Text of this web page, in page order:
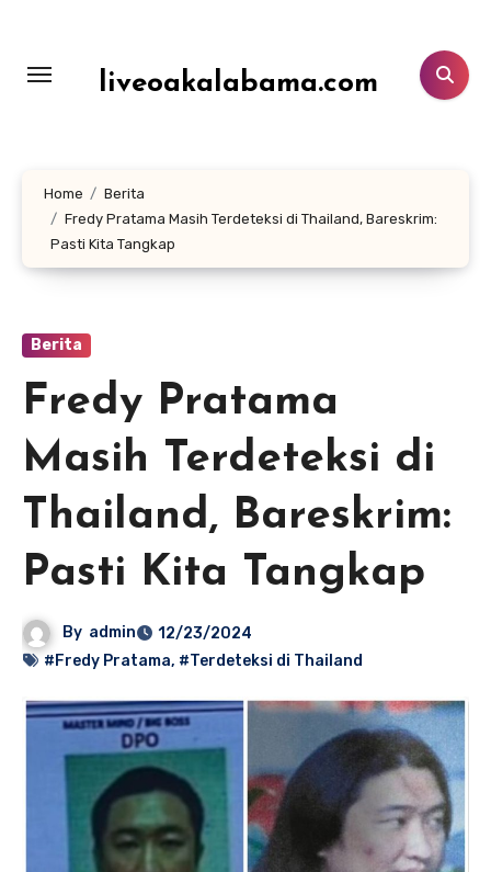
konten
liveoakalabama.com
Home
Berita
Fredy Pratama Masih Terdeteksi di Thailand, Bareskrim:
Pasti Kita Tangkap
Berita
Fredy Pratama
Masih Terdeteksi di
Thailand, Bareskrim:
Pasti Kita Tangkap
By admin
12/23/2024
#Fredy Pratama, #Terdeteksi di Thailand